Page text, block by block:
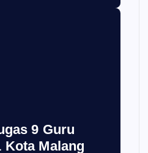
9 Guru
Kota Malang